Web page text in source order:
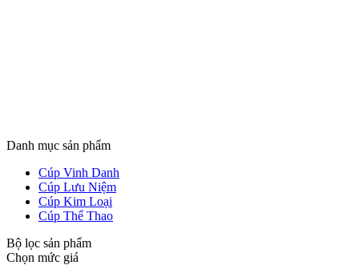
Danh mục sản phẩm
Cúp Vinh Danh
Cúp Lưu Niệm
Cúp Kim Loại
Cúp Thể Thao
Bộ lọc sản phẩm
Chọn mức giá